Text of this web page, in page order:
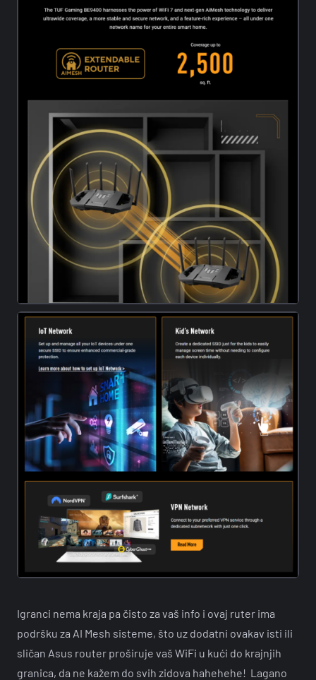
Igranci nema kraja pa čisto za vaš info i ovaj ruter ima
podršku za AI Mesh sisteme, što uz dodatni ovakav isti ili
sličan Asus router proširuje vaš WiFi u kući do krajnjih
granica, da ne kažem do svih zidova hahehehe! Lagano